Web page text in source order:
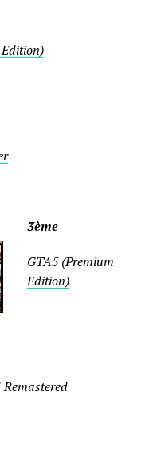
3ème
GTA5 (Premium
Edition)